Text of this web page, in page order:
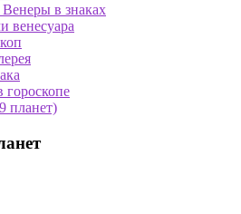
в знаках
венесуара
планет)